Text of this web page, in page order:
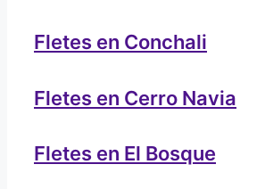
Fletes en Conchali
Fletes en Cerro Navia
Fletes en El Bosque